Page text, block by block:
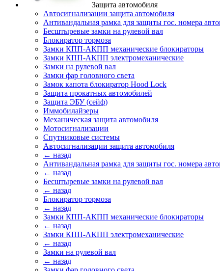
Защита автомобиля
Автосигнализации защита автомобиля
Антивандальная рамка для защиты гос. номера
Бесштыревые замки на рулевой вал
Блокиратор тормоза
Замки КПП-АКПП механические блокираторы
Замки КПП-АКПП электромеханические
Замки на рулевой вал
Замки фар головного света
Замок капота блокиратор Hood Lock
Защита прокатных автомобилей
Защита ЭБУ (сейф)
Иммобилайзеры
Механическая защита автомобиля
Мотосигнализации
Спутниковые системы
Автосигнализации защита автомобиля
← назад
Антивандальная рамка для защиты гос. номера
← назад
Бесштыревые замки на рулевой вал
← назад
Блокиратор тормоза
← назад
Замки КПП-АКПП механические блокираторы
← назад
Замки КПП-АКПП электромеханические
← назад
Замки на рулевой вал
← назад